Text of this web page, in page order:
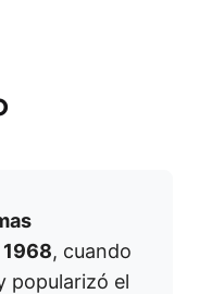
1968, cuando
popularizó el